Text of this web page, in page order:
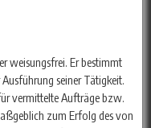
weisungsfrei. Er bestimmt
seiner Tätigkeit.
vermittelte Aufträge bzw.
zum Erfolg des von